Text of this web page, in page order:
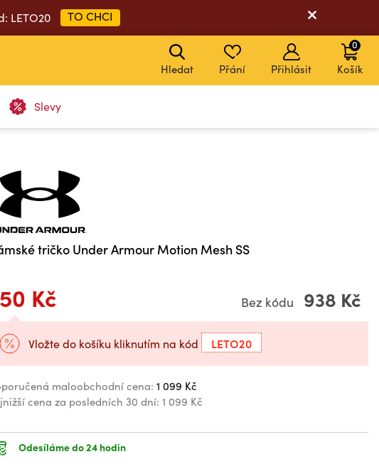
LETO20 TO CHCI
Slevy
Hledat Přání Přihlásit Košík
0
tričko Under Armour Motion Mesh SS
Kč Bez kódu 938 Kč
Vložte do košíku kliknutím na kód LETO20
maloobchodní cena: 1 099 Kč
cena za posledních 30 dní: 1 099 Kč
Odesíláme do 24 hodin